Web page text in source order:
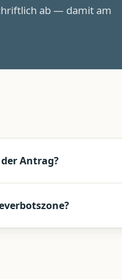
ab — damit am
Antrag?